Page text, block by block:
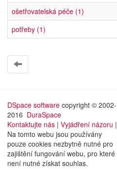
ošetřovatelská péče (1)
potřeby (1)
DSpace software copyright © 2002-
2016 DuraSpace
Kontaktujte nás | Vyjádření názoru |
Na tomto webu jsou používány
pouze cookies nezbytně nutné pro
zajištění fungování webu, pro které
není nutné získat souhlas.